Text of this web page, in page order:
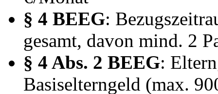
§ 4 BEEG:
gesamt, davon mind. 2
§ 4 Abs. 2 BEEG:
Basiselterngeld (max.